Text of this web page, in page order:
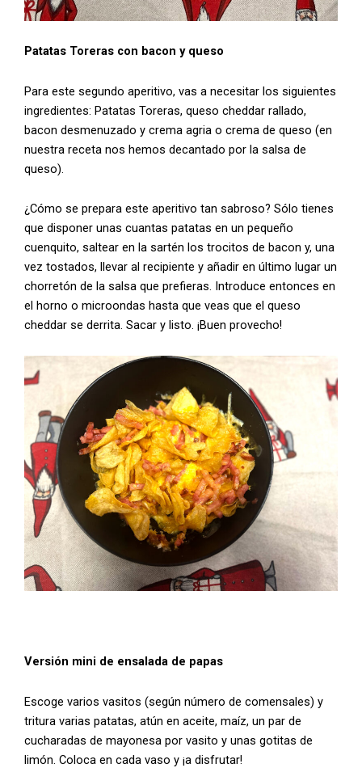
Patatas Toreras con bacon y queso
Para este segundo aperitivo, vas a necesitar los siguientes
ingredientes: Patatas Toreras, queso cheddar rallado,
bacon desmenuzado y crema agria o crema de queso (en
nuestra receta nos hemos decantado por la salsa de
queso).
¿Cómo se prepara este aperitivo tan sabroso? Sólo tienes
que disponer unas cuantas patatas en un pequeño
cuenquito, saltear en la sartén los trocitos de bacon y, una
vez tostados, llevar al recipiente y añadir en último lugar un
chorretón de la salsa que prefieras. Introduce entonces en
el horno o microondas hasta que veas que el queso
cheddar se derrita. Sacar y listo. ¡Buen provecho!
Versión mini de ensalada de papas
Escoge varios vasitos (según número de comensales) y
tritura varias patatas, atún en aceite, maíz, un par de
cucharadas de mayonesa por vasito y unas gotitas de
limón. Coloca en cada vaso y ¡a disfrutar!